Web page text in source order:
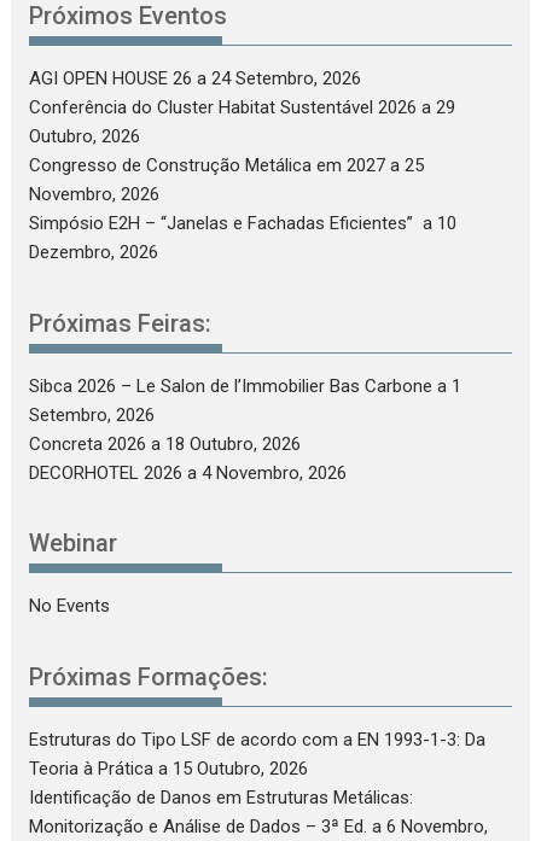
Próximos Eventos
AGI OPEN HOUSE 26 a 24 Setembro, 2026
Conferência do Cluster Habitat Sustentável 2026 a 29
Outubro, 2026
Congresso de Construção Metálica em 2027 a 25
Novembro, 2026
Simpósio E2H – “Janelas e Fachadas Eficientes” a 10
Dezembro, 2026
Próximas Feiras:
Sibca 2026 – Le Salon de l’Immobilier Bas Carbone a 1
Setembro, 2026
Concreta 2026 a 18 Outubro, 2026
DECORHOTEL 2026 a 4 Novembro, 2026
Webinar
No Events
Próximas Formações:
Estruturas do Tipo LSF de acordo com a EN 1993-1-3: Da
Teoria à Prática a 15 Outubro, 2026
Identificação de Danos em Estruturas Metálicas:
Monitorização e Análise de Dados – 3ª Ed. a 6 Novembro,